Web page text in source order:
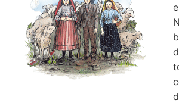
Blog
Santo do Dia
Quem somos nós